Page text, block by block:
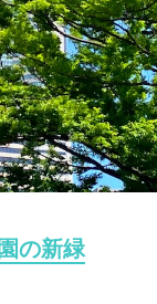
の新緑